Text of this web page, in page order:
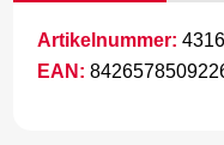
Artikelnummer:
EAN: